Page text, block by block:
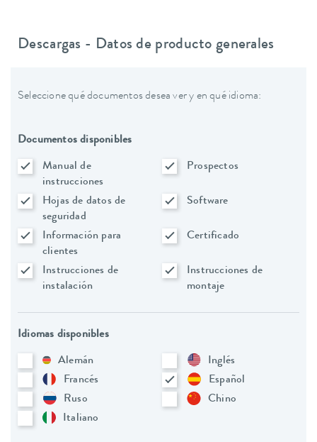
Descargas - Datos de producto generales
Seleccione qué documentos desea ver y en qué idioma:
Documentos disponibles
Manual de
instrucciones
Prospectos
Hojas de datos de
seguridad
Software
Información para
clientes
Certificado
Instrucciones de
instalación
Instrucciones de
montaje
Idiomas disponibles
Alemán
Inglés
Francés
Español
Ruso
Chino
Italiano